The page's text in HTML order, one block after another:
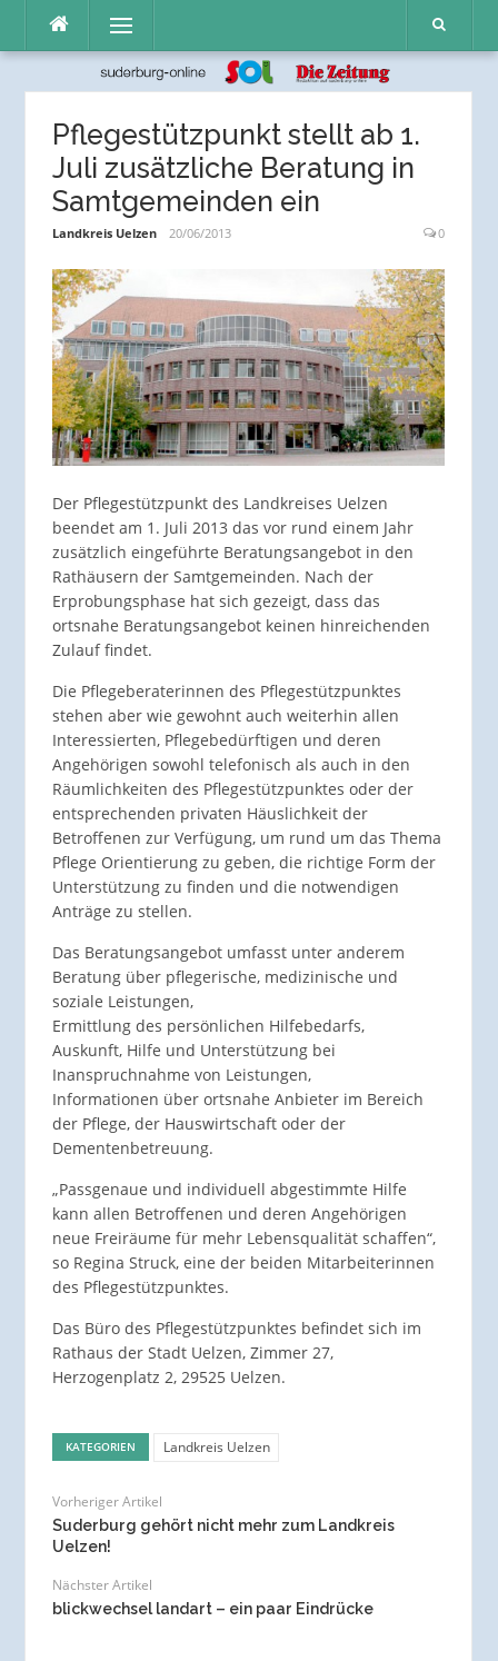
Inhalt
Menü
Pflegestützpunkt stellt ab 1.
Juli zusätzliche Beratung in
Samtgemeinden ein
Landkreis Uelzen 20/06/2013 0
Der Pflegestützpunkt des Landkreises Uelzen
beendet am 1. Juli 2013 das vor rund einem Jahr
zusätzlich eingeführte Beratungsangebot in den
Rathäusern der Samtgemeinden. Nach der
Erprobungsphase hat sich gezeigt, dass das
ortsnahe Beratungsangebot keinen hinreichenden
Zulauf findet.
Die Pflegeberaterinnen des Pflegestützpunktes
stehen aber wie gewohnt auch weiterhin allen
Interessierten, Pflegebedürftigen und deren
Angehörigen sowohl telefonisch als auch in den
Räumlichkeiten des Pflegestützpunktes oder der
entsprechenden privaten Häuslichkeit der
Betroffenen zur Verfügung, um rund um das Thema
Pflege Orientierung zu geben, die richtige Form der
Unterstützung zu finden und die notwendigen
Anträge zu stellen.
Das Beratungsangebot umfasst unter anderem
Beratung über pflegerische, medizinische und
soziale Leistungen,
Ermittlung des persönlichen Hilfebedarfs,
Auskunft, Hilfe und Unterstützung bei
Inanspruchnahme von Leistungen,
Informationen über ortsnahe Anbieter im Bereich
der Pflege, der Hauswirtschaft oder der
Dementenbetreuung.
„Passgenaue und individuell abgestimmte Hilfe
kann allen Betroffenen und deren Angehörigen
neue Freiräume für mehr Lebensqualität schaffen“,
so Regina Struck, eine der beiden Mitarbeiterinnen
des Pflegestützpunktes.
Das Büro des Pflegestützpunktes befindet sich im
Rathaus der Stadt Uelzen, Zimmer 27,
Herzogenplatz 2, 29525 Uelzen.
KATEGORIEN Landkreis Uelzen
Vorheriger Artikel
Suderburg gehört nicht mehr zum Landkreis
Uelzen!
Nächster Artikel
blickwechsel landart – ein paar Eindrücke